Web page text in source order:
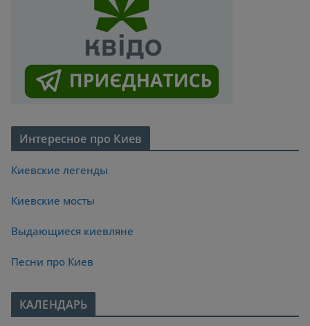
Интересное про Киев
Киевские легенды
Киевские мосты
Выдающиеся киевляне
Песни про Киев
КАЛЕНДАРЬ